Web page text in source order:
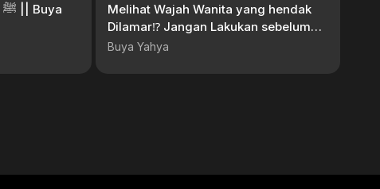
Melihat Wajah Wanita yang hendak
Dilamar⁉️ Jangan Lakukan sebelum
Tahu Hukumnya! | Buya Yahya
Buya Yahya